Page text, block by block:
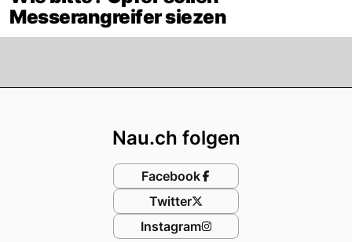
Messerangreifer siezen
Nau.ch folgen
Facebook
Twitter
Instagram